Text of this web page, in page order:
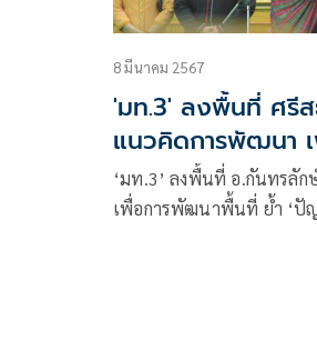
8 มีนาคม 2567
'มท.3' ลงพื้นที่ ศรีสะเกษ หนุนทุก
แนวคิดการพัฒนา
เที่ยว
‘มท.3’ ลงพื้นที่ อ.กันทรลักษ์ จ.ศรีสะเกษ รับฟังข้อเสนอ
เพื่อการพัฒนาพื้นที่ ย้ำ ‘ปั